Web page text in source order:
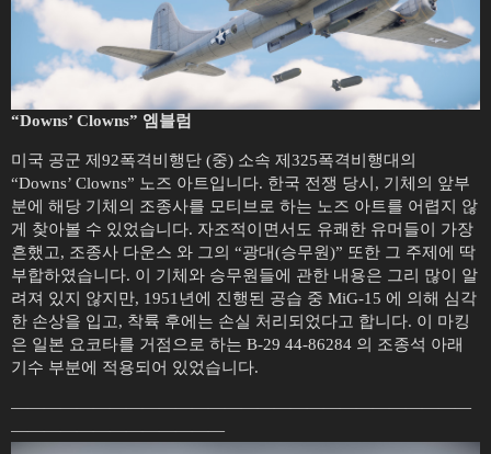
“Downs’ Clowns” 엠블럼
미국 공군 제92폭격비행단 (중) 소속 제325폭격비행대의
“Downs’ Clowns” 노즈 아트입니다. 한국 전쟁 당시, 기체의 앞부
분에 해당 기체의 조종사를 모티브로 하는 노즈 아트를 어렵지 않
게 찾아볼 수 있었습니다. 자조적이면서도 유쾌한 유머들이 가장
흔했고, 조종사 다운스 와 그의 “광대(승무원)” 또한 그 주제에 딱
부합하였습니다. 이 기체와 승무원들에 관한 내용은 그리 많이 알
려져 있지 않지만, 1951년에 진행된 공습 중 MiG-15 에 의해 심각
한 손상을 입고, 착륙 후에는 손실 처리되었다고 합니다. 이 마킹
은 일본 요코타를 거점으로 하는 B-29 44-86284 의 조종석 아래
기수 부분에 적용되어 있었습니다.
————————————————————————————
—————————————